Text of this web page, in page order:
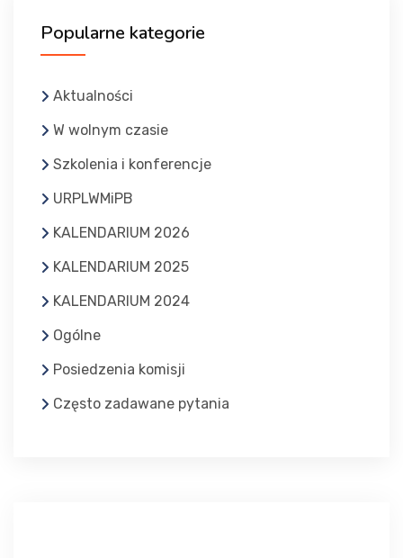
Popularne kategorie
Aktualności
W wolnym czasie
Szkolenia i konferencje
URPLWMiPB
KALENDARIUM 2026
KALENDARIUM 2025
KALENDARIUM 2024
Ogólne
Posiedzenia komisji
Często zadawane pytania